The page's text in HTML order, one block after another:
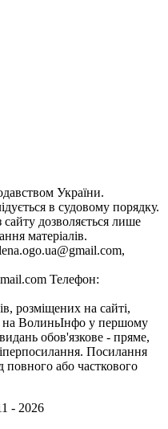
України.
в судовому порядку.
сайту дозволяється лише
матеріалів.
Телефон:
розміщених на сайті,
на ВолиньІнфо у першому
обов'язкове - пряме,
Посилання
повного або часткового
- 2026